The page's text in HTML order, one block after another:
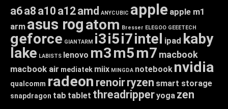
a6a8 a10 a12amd ANYCUBIC apple apple m1
arm asus rogatom Bresser ELEGOO GEEETECH
geforce GIANTARM i3i5i7intel ipad kaby
lake LABISTS lenovo m3m5m7 macbook
macbook air mediatek miix MINGDA notebook nvidia
qualcomm radeon renoirryzen smart storage
snapdragon tab tablet threadripperyoga zen